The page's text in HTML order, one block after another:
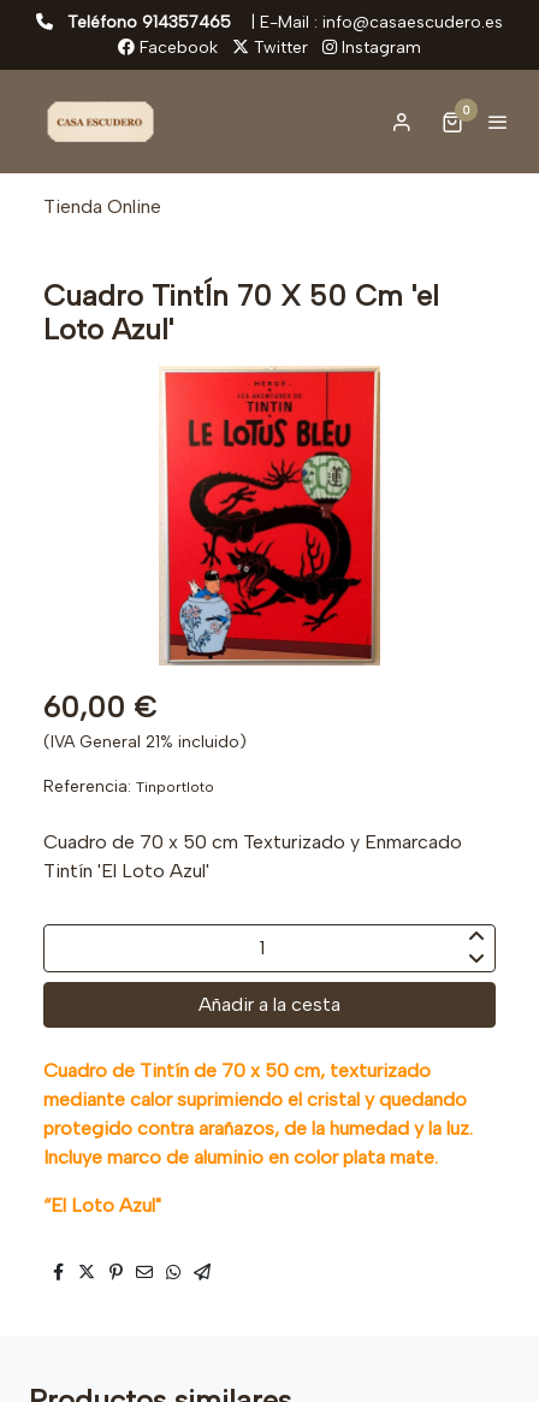
Teléfono 914357465
E-Mail : info@casaescudero.es
Facebook
Twitter Instagram
0
Tienda Online
Cuadro TintÍn 70 X 50 Cm 'el
Loto Azul'
60,00 €
(IVA General 21% incluido)
Referencia: Tinportloto
Cuadro de 70 x 50 cm Texturizado y Enmarcado
Tintín 'El Loto Azul'
Añadir a la cesta
Cuadro de Tintín de 70 x 50 cm, texturizado
mediante calor suprimiendo el cristal y quedando
protegido contra arañazos, de la humedad y la luz.
Incluye marco de aluminio en color plata mate.
“El Loto Azul"